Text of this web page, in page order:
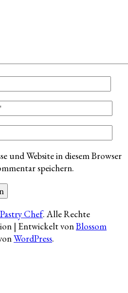
und Website in diesem Browser
speichern.
Chef. Alle Rechte
| Entwickelt vonBlossom
WordPress.